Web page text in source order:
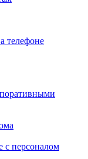
телефоне
с персоналом